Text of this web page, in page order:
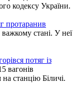
кодексу України.
протаранив
важкому стані. У неї
потяг із
вагонів
станцію Біличі.